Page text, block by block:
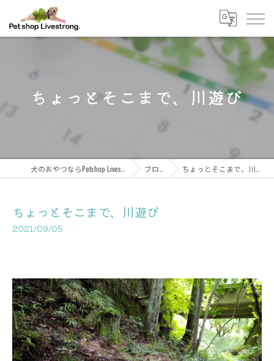
ちょっとそこまで、川遊び
ブログ ちょっとそこまで、川遊び
ちょっとそこまで、川遊び
2021/09/05